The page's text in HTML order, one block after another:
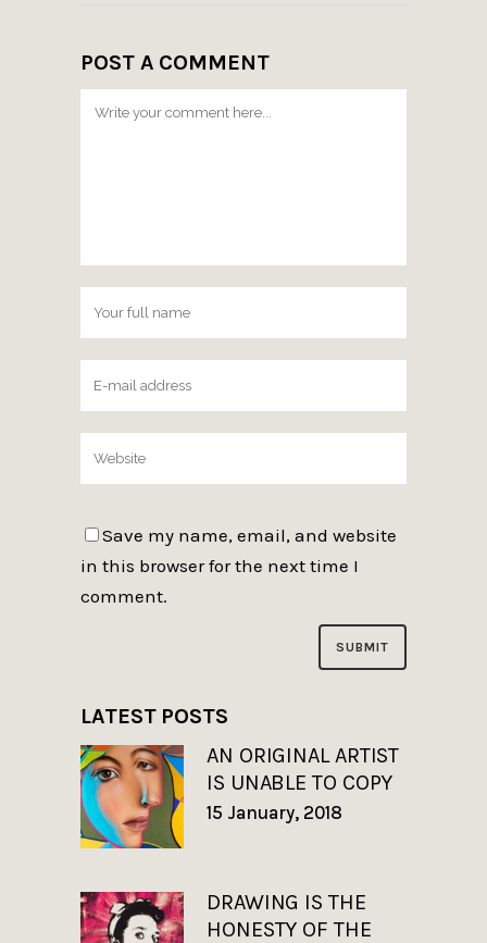
POST A COMMENT
Save my name, email, and website
in this browser for the next time I
comment.
LATEST POSTS
AN ORIGINAL ARTIST
IS UNABLE TO COPY
15 January, 2018
DRAWING IS THE
HONESTY OF THE